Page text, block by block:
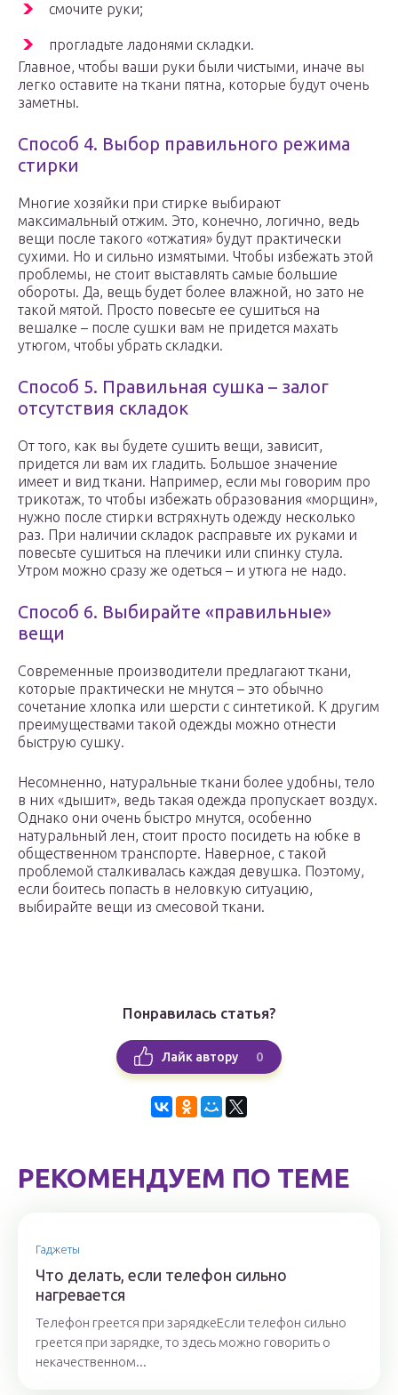
смочите руки;
прогладьте ладонями складки.
Главное, чтобы ваши руки были чистыми, иначе вы
легко оставите на ткани пятна, которые будут очень
заметны.
Способ 4. Выбор правильного режима
стирки
Многие хозяйки при стирке выбирают
максимальный отжим. Это, конечно, логично, ведь
вещи после такого «отжатия» будут практически
сухими. Но и сильно измятыми. Чтобы избежать этой
проблемы, не стоит выставлять самые большие
обороты. Да, вещь будет более влажной, но зато не
такой мятой. Просто повесьте ее сушиться на
вешалке – после сушки вам не придется махать
утюгом, чтобы убрать складки.
Способ 5. Правильная сушка – залог
отсутствия складок
От того, как вы будете сушить вещи, зависит,
придется ли вам их гладить. Большое значение
имеет и вид ткани. Например, если мы говорим про
трикотаж, то чтобы избежать образования «морщин»,
нужно после стирки встряхнуть одежду несколько
раз. При наличии складок расправьте их руками и
повесьте сушиться на плечики или спинку стула.
Утром можно сразу же одеться – и утюга не надо.
Способ 6. Выбирайте «правильные»
вещи
Современные производители предлагают ткани,
которые практически не мнутся – это обычно
сочетание хлопка или шерсти с синтетикой. К другим
преимуществами такой одежды можно отнести
быструю сушку.
Несомненно, натуральные ткани более удобны, тело
в них «дышит», ведь такая одежда пропускает воздух.
Однако они очень быстро мнутся, особенно
натуральный лен, стоит просто посидеть на юбке в
общественном транспорте. Наверное, с такой
проблемой сталкивалась каждая девушка. Поэтому,
если боитесь попасть в неловкую ситуацию,
выбирайте вещи из смесовой ткани.
Понравилась статья?
Лайк автору 0
РЕКОМЕНДУЕМ ПО ТЕМЕ
Гаджеты
Что делать, если телефон сильно
нагревается
Телефон греется при зарядкеЕсли телефон сильно
греется при зарядке, то здесь можно говорить о
некачественном...